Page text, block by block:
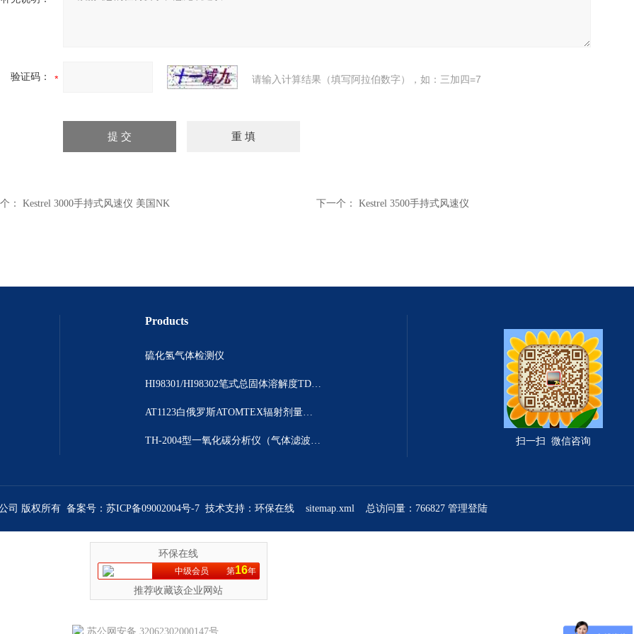
验证码： 请输入计算结果（填写阿拉伯数字），如：三加四=7
： Kestrel 3000手持式风速仪 美国NK 下一个： Kestrel 3500手持式风速仪
Products
硫化氢气体检测仪
HI98301/HI98302笔式总固体溶解度TDS测定仪
AT1123白俄罗斯ATOMTEX辐射剂量测量仪
TH-2004型一氧化碳分析仪（气体滤波相关红外吸收法） 扫一扫 微信咨询
司 版权所有 备案号： 苏ICP备09002004号-7 技术支持： 环保在线 sitemap.xml 总访问量：766827 管理登陆
环保在线
中级会员 第16年
推荐收藏该企业网站
苏公网安备 32062302000147号